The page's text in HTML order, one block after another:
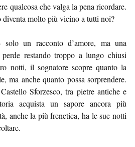
qualcosa che valga la pena ricordare.
diventa molto più vicino a tutti noi?
un racconto d’amore, ma una
restando troppo a lungo chiusi
notti, il sognatore scopre quanto la
ma anche quanto possa sorprendere.
Sforzesco, tra pietre antiche e
acquista un sapore ancora più
anche la più frenetica, ha le sue notti